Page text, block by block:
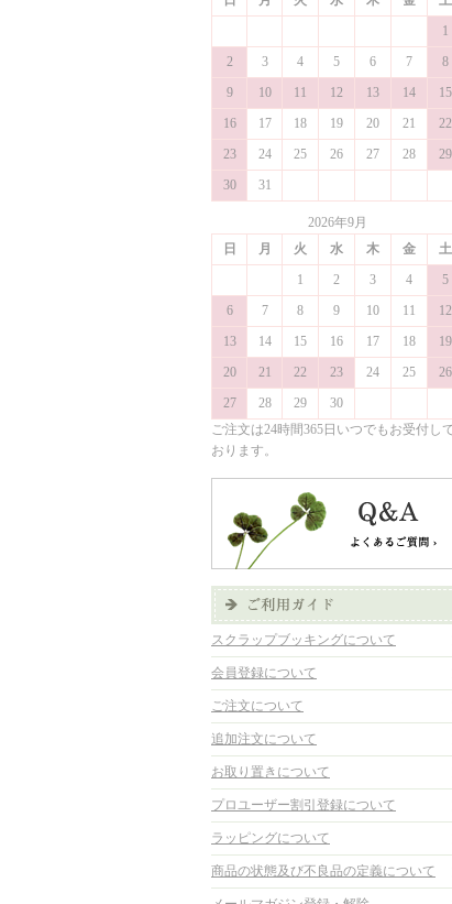
1
2
3 4 5 6 7
8
9
10 11 12 13 14
15
16
17 18 19 20 21
22
23
24 25 26 27 28
29
30
31
2026年9月
日
月 火 水 木 金
土
1
2 3 4
5
6
7 8 9 10 11
12
13
14 15 16 17 18
19
20
21 22 23 24 25
26
27
28 29
30
ご注文は24時間365日いつでもお受付し
おります。
スクラップブッキングについて
会員登録について
ご注文について
追加注文について
お取り置きについて
プロユーザー割引登録について
ラッピングについて
商品の状態及び不良品の定義について